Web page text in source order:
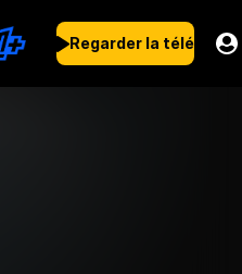
Regarder la télé